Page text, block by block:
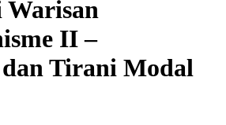
Warisan
II –
Tirani Modal